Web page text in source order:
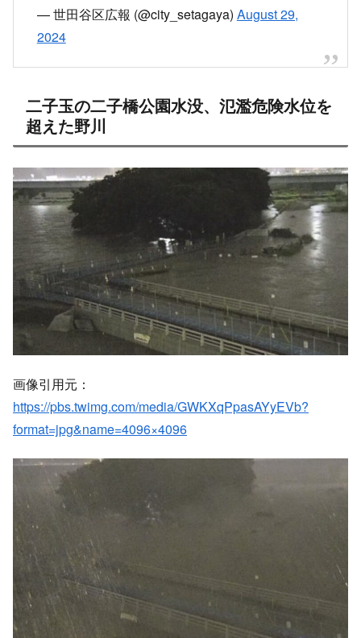
2024
超えた野川
https://pbs.twimg.com/media/GWKXqPpasAYyEVb?
format=jpg&name=4096×4096